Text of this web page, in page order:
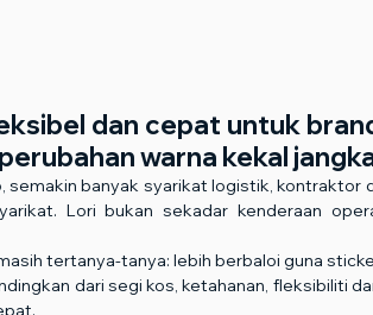
dan cepat untuk
warna kekal
semakin banyak syarikat logistik, kontraktor
Lori bukan sekadar kenderaan
tertanya-tanya: lebih berbaloi guna
dari segi kos, ketahanan, fleksibiliti